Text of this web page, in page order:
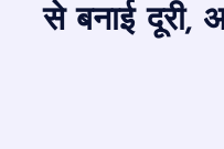
से बनाई दूरी,